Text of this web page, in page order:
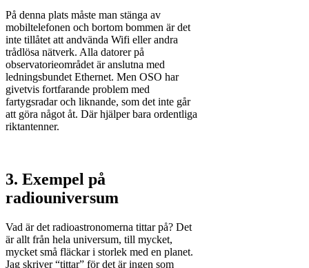
På denna plats måste man stänga av
mobiltelefonen och bortom bommen är det
inte tillåtet att andvända Wifi eller andra
trådlösa nätverk. Alla datorer på
observatorieområdet är anslutna med
ledningsbundet Ethernet. Men OSO har
givetvis fortfarande problem med
fartygsradar och liknande, som det inte går
att göra något åt. Där hjälper bara ordentliga
riktantenner.
3. Exempel på
radiouniversum
Vad är det radioastronomerna tittar på? Det
är allt från hela universum, till mycket,
mycket små fläckar i storlek med en planet.
Jag skriver “tittar” för det är ingen som